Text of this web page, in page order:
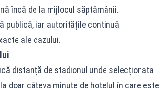
încă de la mijlocul săptămânii.
publică, iar autoritățile continuă
ale cazului.
distanță de stadionul unde selecționata
doar câteva minute de hotelul în care este